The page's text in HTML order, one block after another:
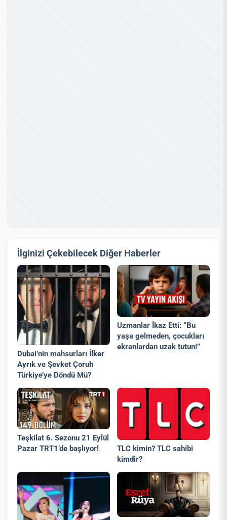
İlginizi Çekebilecek Diğer Haberler
Dubai’nin mahsurları İlker
Ayrık ve Şevket Çoruh
Türkiye’ye Döndü Mü?
Uzmanlar İkaz Etti: “Bu
yaşa gelmeden, çocukları
ekranlardan uzak tutun!”
Teşkilat 6. Sezonu 21 Eylül
Pazar TRT1’de başlıyor!
TLC kimin? TLC sahibi
kimdir?